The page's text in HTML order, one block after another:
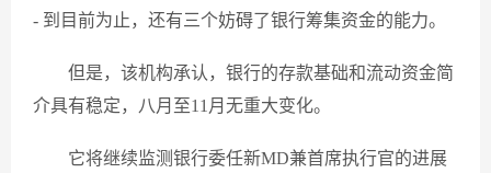
- 到目前为止，还有三个妨碍了银行筹集资金的能力。
但是，该机构承认，银行的存款基础和流动资金简
介具有稳定，八月至11月无重大变化。
它将继续监测银行委任新MD兼首席执行官的进展